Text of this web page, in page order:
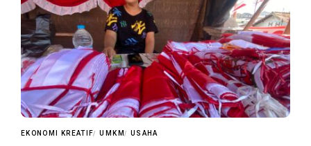
EKONOMI KREATIF UMKM USAHA